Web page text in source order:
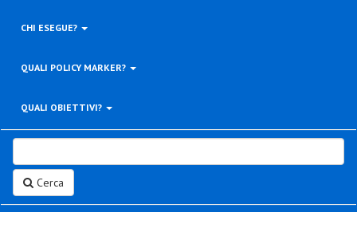
CHI ESEGUE?
QUALI POLICY MARKER?
QUALI OBIETTIVI?
Cerca